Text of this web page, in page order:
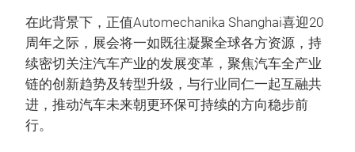
在此背景下，正值Automechanika Shanghai喜迎20
周年之际，展会将一如既往凝聚全球各方资源，持
续密切关注汽车产业的发展变革，聚焦汽车全产业
链的创新趋势及转型升级，与行业同仁一起互融共
进，推动汽车未来朝更环保可持续的方向稳步前
行。